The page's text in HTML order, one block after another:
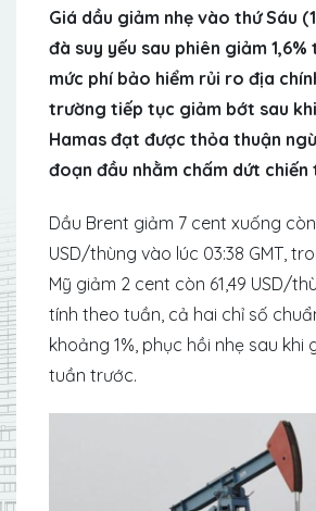
Giá dầu giảm nhẹ vào thứ Sáu
đà suy yếu sau phiên giảm
mức phí bảo hiểm rủi ro địa
trường tiếp tục giảm bớt sau
Hamas đạt được thỏa thuận
đoạn đầu nhằm chấm dứt chiến
Dầu Brent giảm 7 cent xuống còn
USD/thùng vào lúc 03:38 GMT,
Mỹ giảm 2 cent còn 61,49 USD/
tính theo tuần, cả hai chỉ số
khoảng 1%, phục hồi nhẹ sau khi
tuần trước.